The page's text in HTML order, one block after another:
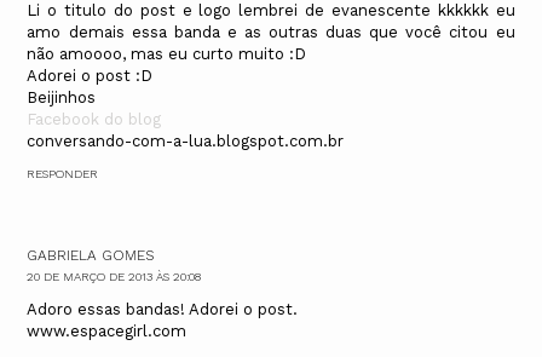
Li o titulo do post e logo lembrei de evanescente kkkkkk eu
amo demais essa banda e as outras duas que você citou eu
não amoooo, mas eu curto muito :D
Adorei o post :D
Beijinhos
Facebook do blog
conversando-com-a-lua.blogspot.com.br
RESPONDER
GABRIELA GOMES
20 DE MARÇO DE 2013 ÀS 20:08
Adoro essas bandas! Adorei o post.
www.espacegirl.com